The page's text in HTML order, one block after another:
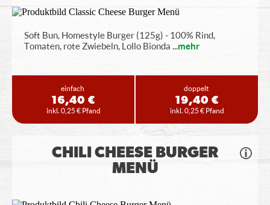
Soft Bun, Homestyle Burger (125g) - 100% Rind,
Tomaten, rote Zwiebeln, Lollo Bionda ...mehr
einfach
16,40 €
inkl. 0,25 € Pfand
doppelt
19,40 €
inkl. 0,25 € Pfand
CHILI CHEESE BURGER
MENÜ